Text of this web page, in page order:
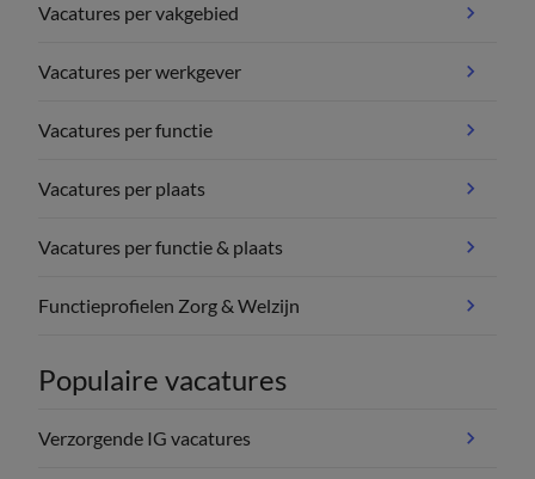
Vacatures per vakgebied
Vacatures per werkgever
Vacatures per functie
Vacatures per plaats
Vacatures per functie & plaats
Functieprofielen Zorg & Welzijn
Populaire vacatures
Verzorgende IG vacatures